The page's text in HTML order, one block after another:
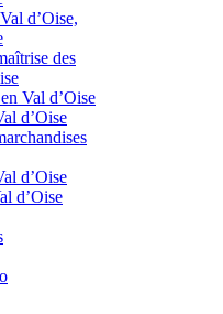
d’Oise,
des
Val d’Oise
d’Oise
d’Oise
d’Oise